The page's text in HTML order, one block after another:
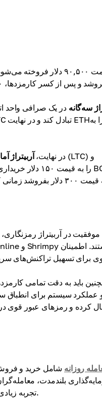
سه‌گانه
در نهایت،آربیتراژ
موفقیت در آربیتراژ
باید به دقت تمامی
و عملکرد سیستم برای
روزانه شامل خرید و فروش
بلندمدت،
تجربه زیادی در معاملات است، زیرا معامله‌گر باید به سرعت به تغییرات واکنش نشان دهد و بتواند آنها را پیش‌بینی کند.